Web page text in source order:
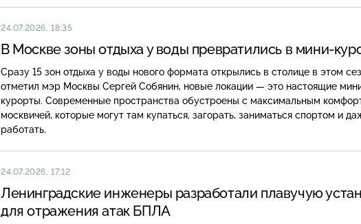
24.07.2026, 18:35
В Москве зоны отдыха у воды превратились в мини-
Сразу 15 зон отдыха у воды нового формата открылись в столице в этом
отметил мэр Москвы Сергей Собянин, новые локации — это настоящие
курорты. Современные пространства обустроены с максимальным
москвичей, которые могут там купаться, загорать, заниматься спортом и
работать.
24.07.2026, 17:12
Ленинградские инженеры разработали плавучую
для отражения атак БПЛА